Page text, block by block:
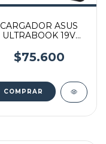
CARGADOR ASUS
ULTRABOOK 19V
con cable power
$75.600